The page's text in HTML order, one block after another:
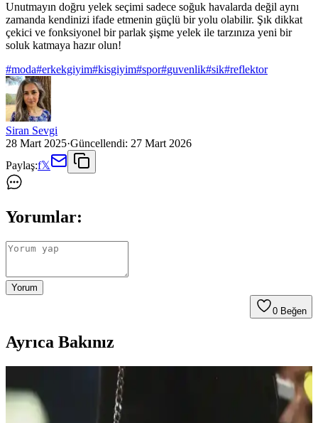
Unutmayın doğru yelek seçimi sadece soğuk havalarda değil aynı
zamanda kendinizi ifade etmenin güçlü bir yolu olabilir. Şık dikkat
çekici ve fonksiyonel bir parlak şişme yelek ile tarzınıza yeni bir
soluk katmaya hazır olun!
#moda#erkekgiyim#kisgiyim#spor#guvenlik#sik#reflektor
Siran Sevgi
28 Mart 2025·Güncellendi: 27 Mart 2026
Paylaş:f𝕏
Yorumlar:
Yorum
0 Beğen
Ayrıca Bakınız
30'lu Yaşlardaki Anneler İçin Moda ve
Fonksiyonellik Dengesinde El Çantası Seçimi